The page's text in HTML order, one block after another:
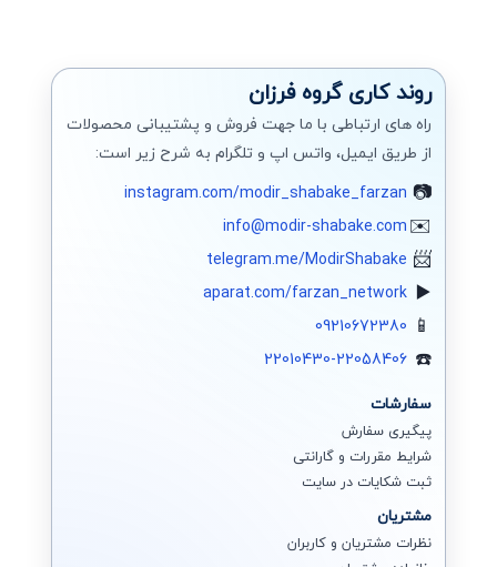
روند کاری گروه فرزان
راه های ارتباطی با ما جهت فروش و پشتیبانی محصولات
از طریق ایمیل، واتس اپ و تلگرام به شرح زیر است:
instagram.com/modir_shabake_farzan
info@modir-shabake.com
telegram.me/ModirShabake
aparat.com/farzan_network
09210672380
22010430-22058406
سفارشات
پیگیری سفارش
شرایط مقررات و گارانتی
ثبت شکایات در سایت
مشتریان
نظرات مشتریان و کاربران